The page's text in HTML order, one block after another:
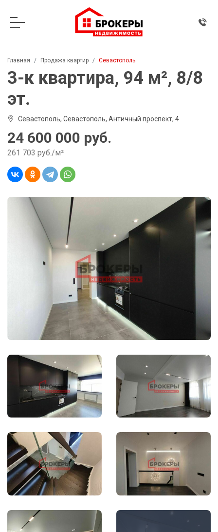
Главная Продажа квартир Севастополь
3-к квартира, 94 м², 8/8
эт.
Севастополь, Севастополь, Античный проспект, 4
24 600 000 руб.
261 703 руб./м²